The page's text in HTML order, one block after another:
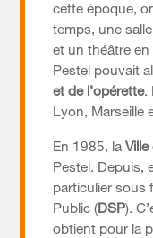
cette époque,
temps, une
et un théâtre
Pestel pouvait
et de l’opérette.
Lyon, Marseille
En 1985, laVille
Pestel. Depuis,
particulier sous
Public ( DSP).
obtient pour la